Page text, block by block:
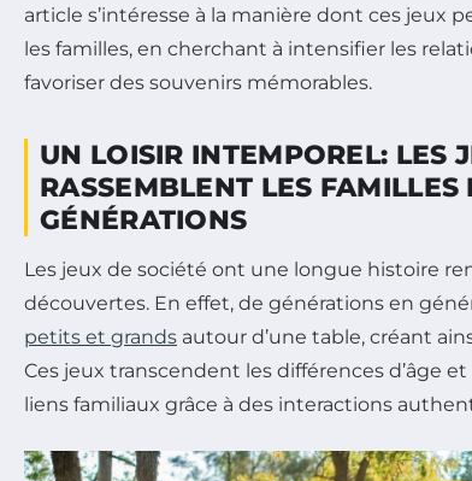
article s’intéresse à la manière dont ces jeux
les familles, en cherchant à intensifier les
favoriser des souvenirs mémorables.
UN LOISIR INTEMPOREL: LES
RASSEMBLENT LES FAMILLES
GÉNÉRATIONS
Les jeux de société ont une longue histoire
découvertes. En effet, de générations en
petits et grands autour d’une table, créant
Ces jeux transcendent les différences d’âge
liens familiaux grâce à des interactions